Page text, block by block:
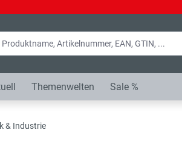
Themenwelten Sale %
& Industrie